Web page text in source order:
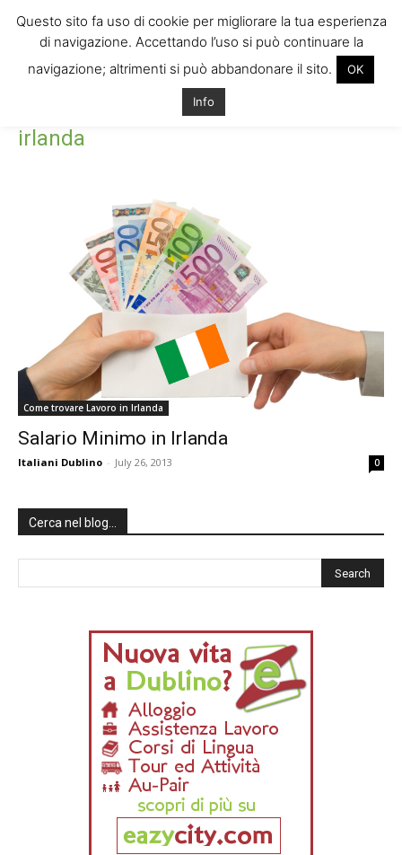
Tag: stipendi irlanda. stipendio
irlanda
Come trovare Lavoro in Irlanda
Salario Minimo in Irlanda
Italiani Dublino - July 26, 2013 0
Cerca nel blog…
Questo sito fa uso di cookie per migliorare la tua esperienza
di navigazione. Accettando l’uso si può continuare la
navigazione; altrimenti si può abbandonare il sito.
OK
Info